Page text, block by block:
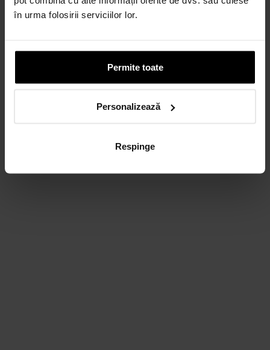
în urma folosirii serviciilor lor.
Permite toate
Personalizează
Respinge